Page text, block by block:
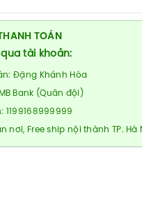
TOÁN
tài khoản:
Đặng Khánh Hòa
Bank (Quân đội)
1199168999999
nơi, Free ship nội thành TP. Hà